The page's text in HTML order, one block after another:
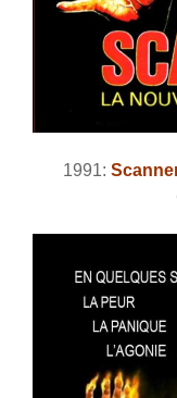
1991: